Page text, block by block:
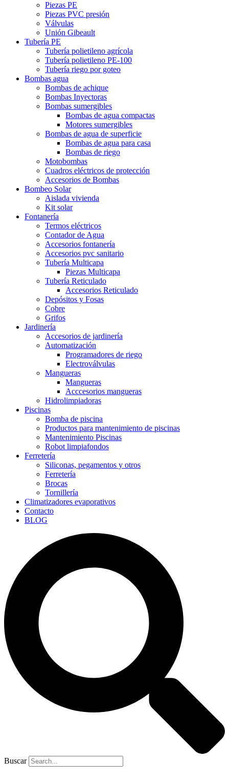
Piezas PE
Piezas PVC presión
Válvulas
Unión Gibeault
Tubería PE
Tubería polietileno agrícola
Tubería polietileno PE-100
Tubería riego por goteo
Bombas agua
Bombas de achique
Bombas Inyectoras
Bombas sumergibles
Bombas de agua compactas
Motores sumergibles
Bombas de agua de superficie
Bombas de agua para casa
Bombas de riego
Motobombas
Cuadros eléctricos de protección
Accesorios de Bombas
Bombeo Solar
Aislada vivienda
Kit solar
Fontanería
Termos eléctricos
Contador de Agua
Accesorios fontanería
Accesorios pvc sanitario
Tubería Multicapa
Piezas Multicapa
Tubería Reticulado
Accesorios Reticulado
Depósitos y Fosas
Cobre
Grifos
Jardinería
Accesorios de jardinería
Automatización
Programadores de riego
Electroválvulas
Mangueras
Mangueras
Acccesorios mangueras
Hidrolimpiadoras
Piscinas
Bomba de piscina
Productos para mantenimiento de piscinas
Mantenimiento Piscinas
Robot limpiafondos
Ferretería
Siliconas, pegamentos y otros
Ferretería
Brocas
Tornillería
Climatizadores evaporativos
Contacto
BLOG
Buscar